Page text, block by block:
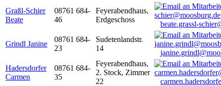
Graßl-Schier
Beate
08761 684-
46
Feyerabendhaus,
Erdgeschoss
beate.grassl-
Grindl Janine
08761 684-
23
Sudetenlandstr.
14
Hadersdorfer
Carmen
08761 684-
35
Feyerabendhaus,
2. Stock, Zimmer
22